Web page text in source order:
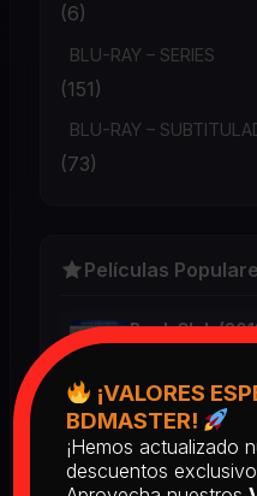
(6)
BLU-RAY – SERIES
(151)
BLU-RAY –
(73)
Películas
Book Club
Return of the
(1988) BD25
¡VALORES
BDMASTER!
¡Hemos actualizado
descuentos